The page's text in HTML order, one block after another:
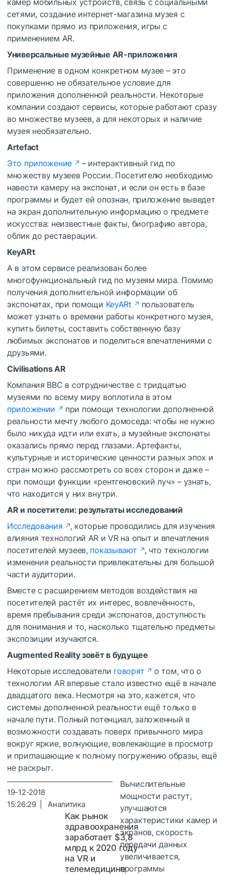
камер мобильных устройств, связь с социальными
сетями, создание интернет-магазина музея с
покупками прямо из приложения, игры с
применением AR.
Универсальные музейные AR-приложения
Применение в одном конкретном музее – это
совершенно не обязательное условие для
приложения дополненной реальности. Некоторые
компании создают сервисы, которые работают сразу
во множестве музеев, а для некоторых и наличие
музея необязательно.
Artefact
Это приложение
– интерактивный гид по
множеству музеев России. Посетителю необходимо
навести камеру на экспонат, и если он есть в базе
программы и будет ей опознан, приложение выведет
на экран дополнительную информацию о предмете
искусства: неизвестные факты, биографию автора,
облик до реставрации.
KeyARt
А в этом сервисе реализован более
многофункциональный гид по музеям мира. Помимо
получения дополнительной информации об
экспонатах, при помощи KeyARt
пользователь
может узнать о времени работы конкретного музея,
купить билеты, составить собственную базу
любимых экспонатов и поделиться впечатлениями с
друзьями.
Civilisations AR
Компания BBC в сотрудничестве с тридцатью
музеями по всему миру воплотила в этом
приложении
при помощи технологии дополненной
реальности мечту любого домоседа: чтобы не нужно
было никуда идти или ехать, а музейные экспонаты
оказались прямо перед глазами. Артефакты,
культурные и исторические ценности разных эпох и
стран можно рассмотреть со всех сторон и даже –
при помощи функции «рентгеновский луч» – узнать,
что находится у них внутри.
AR и посетители: результаты исследований
Исследования
, которые проводились для изучения
влияния технологий AR и VR на опыт и впечатления
посетителей музеев, показывают
, что технологии
изменения реальности привлекательны для большой
части аудитории.
Вместе с расширением методов воздействия на
посетителей растёт их интерес, вовлечённость,
время пребывания среди экспонатов, доступность
для понимания и то, насколько тщательно предметы
экспозиции изучаются.
Augmented Reality зовёт в будущее
Некоторые исследователи говорят
о том, что о
технологии AR впервые стало известно ещё в начале
двадцатого века. Несмотря на это, кажется, что
системы дополненной реальности ещё только в
начале пути. Полный потенциал, заложенный в
возможности создавать поверх привычного мира
вокруг яркие, волнующие, вовлекающие в просмотр
и приглашающие к полному погружению образы, ещё
не раскрыт.
19-12-2018
15:26:29 | Аналитика
Как рынок
здравоохранения
заработает $3,8
млрд к 2020 году
на VR и
телемедицине
Вычислительные
мощности растут,
улучшаются
характеристики камер и
экранов, скорость
передачи данных
увеличивается,
программы